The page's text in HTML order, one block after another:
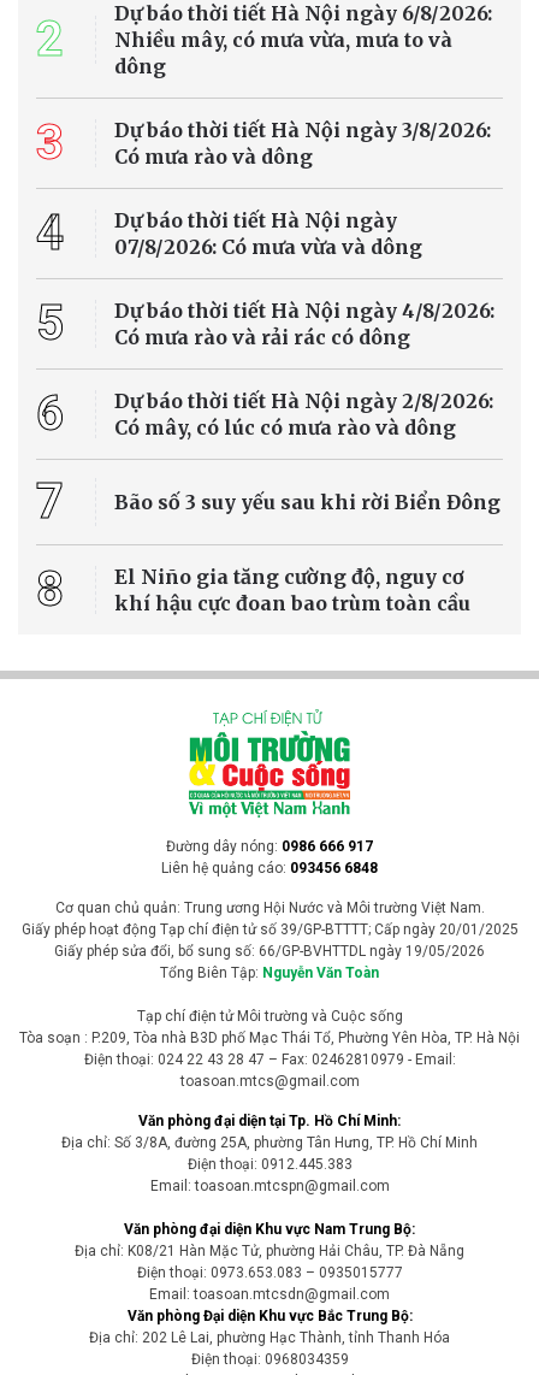
2
Dự báo thời tiết Hà Nội ngày 6/8/2026:
Nhiều mây, có mưa vừa, mưa to và
dông
3
Dự báo thời tiết Hà Nội ngày 3/8/2026:
Có mưa rào và dông
4
Dự báo thời tiết Hà Nội ngày
07/8/2026: Có mưa vừa và dông
5
Dự báo thời tiết Hà Nội ngày 4/8/2026:
Có mưa rào và rải rác có dông
6
Dự báo thời tiết Hà Nội ngày 2/8/2026:
Có mây, có lúc có mưa rào và dông
7 Bão số 3 suy yếu sau khi rời Biển Đông
8
El Niño gia tăng cường độ, nguy cơ
khí hậu cực đoan bao trùm toàn cầu
Đường dây nóng: 0986 666 917
Liên hệ quảng cáo: 093456 6848
Cơ quan chủ quản: Trung ương Hội Nước và Môi trường Việt Nam.
Giấy phép hoạt động Tạp chí điện tử số 39/GP-BTTTT; Cấp ngày 20/01/2025
Giấy phép sửa đổi, bổ sung số: 66/GP-BVHTTDL ngày 19/05/2026
Tổng Biên Tập: Nguyễn Văn Toàn
Tạp chí điện tử Môi trường và Cuộc sống
Tòa soạn : P.209, Tòa nhà B3D phố Mạc Thái Tổ, Phường Yên Hòa, TP. Hà Nội
Điện thoại: 024 22 43 28 47 – Fax: 02462810979 - Email:
toasoan.mtcs@gmail.com
Văn phòng đại diện tại Tp. Hồ Chí Minh:
Địa chỉ: Số 3/8A, đường 25A, phường Tân Hưng, TP. Hồ Chí Minh
Điện thoại: 0912.445.383
Email: toasoan.mtcspn@gmail.com
Văn phòng đại diện Khu vực Nam Trung Bộ:
Địa chỉ: K08/21 Hàn Mặc Tử, phường Hải Châu, TP. Đà Nẵng
Điện thoại: 0973.653.083 – 0935015777
Email: toasoan.mtcsdn@gmail.com
Văn phòng Đại diện Khu vực Bắc Trung Bộ:
Địa chỉ: 202 Lê Lai, phường Hạc Thành, tỉnh Thanh Hóa
Điện thoại: 0968034359